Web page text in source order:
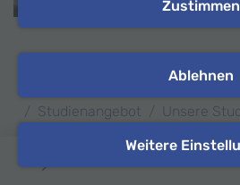
Studienangebot
Unsere
BS Unterwegs
Zustimmen
Ablehnen
Weitere